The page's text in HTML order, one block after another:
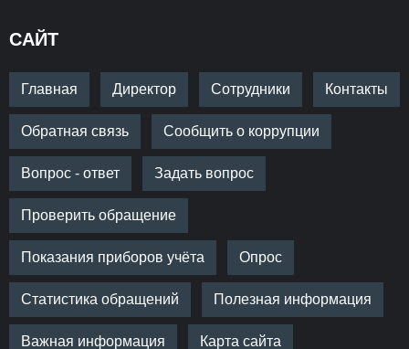
САЙТ
Главная Директор Сотрудники Контакты
Обратная связь Сообщить о коррупции
Вопрос - ответ Задать вопрос
Проверить обращение
Показания приборов учёта Опрос
Статистика обращений Полезная информация
Важная информация Карта сайта